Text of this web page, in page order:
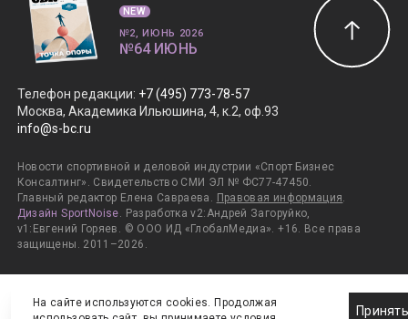
Телефон редакции: +7 (495) 773-78-57
Москва, Академика Ильюшина, 4, к.2, оф.93
info@s-bc.ru
Новости спортивной и деловой индустрии «Спорт Бизнес
Консалтинг». Свидетельство СМИ ЭЛ № ФС77-47450.
Главный редактор Елена Савраева. Правовая информация.
Дизайн SportNoise. Разработка v2:Андрей Загоруйко,
v1:Евгений Горяев. © ООО ИД «ГлобалМедиа». +16. Все права
защищены. 2011–2026.
NEW
№2, ИЮНЬ 2026
№64 ИЮНЬ
На сайте используются cookies. Продолжая
Принять